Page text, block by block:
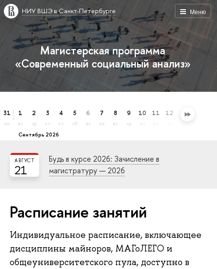
Меню
НИУ ВШЭ в Санкт-Петербурге
Магистерская программа
«Современный социальный анализ»
31
пн
сентябрь 2026
1
вт
2
ср
3
чт
4
пт
5
сб
6
вс
7
пн
8
вт
9
ср
10
чт
11 12 13
21
АВГУСТ
Будь в курсе 2026: Зачисление в
магистратуру — 2026
Расписание занятий
Индивидуальное расписание, включающее
дисциплины майноров, МАГоЛЕГО и
общеуниверситетского пула, доступно в